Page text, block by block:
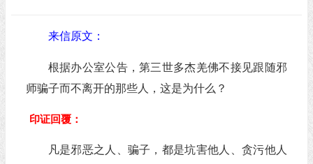
来信原文：
根据办公室公告，第三世多杰羌佛不接见跟随邪
师骗子而不离开的那些人，这是为什么？
印证回覆：
凡是邪恶之人、骗子，都是坑害他人、贪污他人